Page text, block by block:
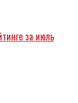
за июль